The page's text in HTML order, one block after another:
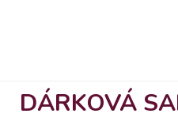
DÁRKOVÁ